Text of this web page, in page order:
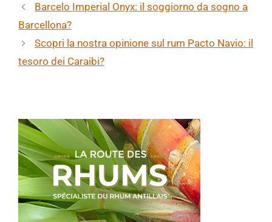
Barcelo Imperial Onyx: il soggiorno da sogno a
Barcellona?
Scopri la nostra opinione sul rum Pacto Navio: il
tesoro dei Caraibi?